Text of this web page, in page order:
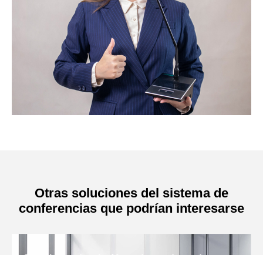
Otras soluciones del sistema de
conferencias que podrían interesarse